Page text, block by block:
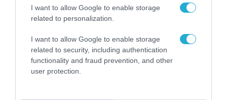
I want to allow Google to enable storage
related to personalization.
I want to allow Google to enable storage
related to security, including authentication
functionality and fraud prevention, and other
user protection.
06.08.2026 | 09:03
«Οι εντελώς αθώοι»: Η ανάρτηση του Αρκά για
Αττικής (φωτο)